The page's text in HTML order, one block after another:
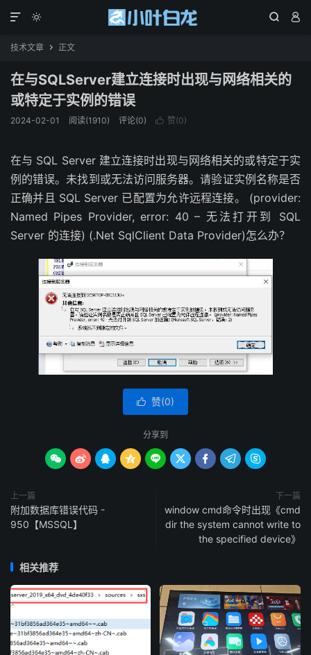
  

技术文章  正文
在与SQLServer建立连接时出现与网络相关的
或特定于实例的错误
2024-02-01 阅读(1910) 评论(0)  赞(0)
在与 SQL Server 建立连接时出现与网络相关的或特定于实
例的错误。未找到或无法访问服务器。请验证实例名称是否
正确并且 SQL Server 已配置为允许远程连接。 (provider:
Named Pipes Provider, error: 40 – 无法打开到 SQL
Server 的连接) (.Net SqlClient Data Provider)怎么办？
 赞(0)
分享到
        
上一篇
附加数据库错误代码 -
950【MSSQL】
下一篇
window cmd命令时出现《cmd
dir the system cannot write to
the specified device》
相关推荐